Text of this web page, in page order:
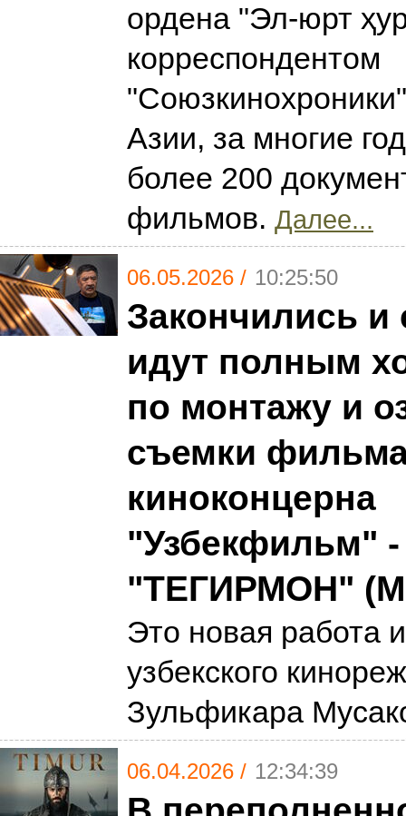
ордена "Эл-юрт
корреспондентом
Азии, за многие
более 200
фильмов. Далее...
06.05.2026 / 10:25:50
Закончились и
идут полным
по монтажу и
съемки
киноконцерна
"Узбекфильм" -
"ТЕГИРМОН"
Это новая работа
узбекского
Зульфикара
06.04.2026 / 12:34:39